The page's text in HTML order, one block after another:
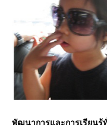
พัฒนาการและการเรียนรู้